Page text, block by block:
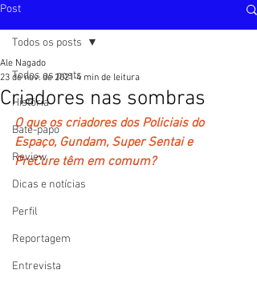
Post
Todos os posts
História
Bate-papo
Review
Dicas e notícias
Perfil
Reportagem
Entrevista
Todos os posts
Criadores nas sombras
Ale Nagado
23 de nov. de 2021 4 min de leitura
O que os criadores dos Policiais do
Espaço, Gundam, Super Sentai e
PreCure têm em comum?